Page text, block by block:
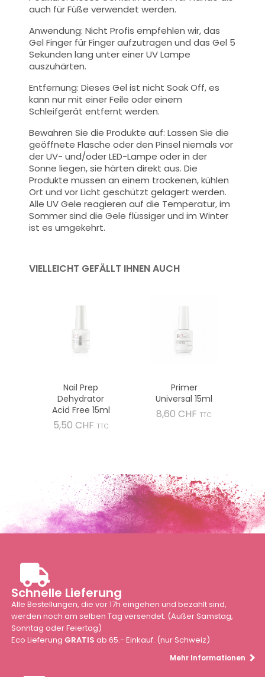
auch für Füße verwendet werden.
Anwendung: Nicht Profis empfehlen wir, das
Gel Finger für Finger aufzutragen und das Gel 5
Sekunden lang unter einer UV Lampe
auszuhärten.
Entfernung: Dieses Gel ist nicht Soak Off, es
kann nur mit einer Feile oder einem
Schleifgerät entfernt werden.
Bewahren Sie die Produkte auf: Lassen Sie die
geöffnete Flasche oder den Pinsel niemals vor
der UV- und/oder LED-Lampe oder in der
Sonne liegen, sie härten direkt aus. Die
Produkte müssen an einem trockenen, kühlen
Ort und vor Licht geschützt gelagert werden.
Alle UV Gele reagieren auf die Temperatur, im
Sommer sind die Gele flüssiger und im Winter
ist es umgekehrt.
VIELLEICHT GEFÄLLT IHNEN AUCH
Nail Prep
Dehydrator
Acid Free 15ml
5,50 CHF Preis
TTC
Primer
Universal 15ml
8,60 CHF Preis
TTC
Schnelle Lieferung
Alle Bestellungen, die vor 17h eingehen und bezahlt sind,
werden noch am selben Tag versendet. (Außer Samstag,
Sonntag oder Feiertag)
Eco Lieferung GRATIS ab 65.- Einkauf. (nur Schweiz)
Mehr Informationen